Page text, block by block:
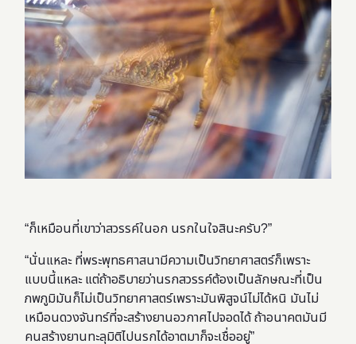
“ก็เหมือนที่เขาว่าสวรรค์ในอก นรกในใจสินะครับ?”
“นั่นแหละ ที่พระพุทธศาสนามีความเป็นวิทยาศาสตร์ก็เพราะ
แบบนี้แหละ แต่ถ้าอธิบายว่านรกสวรรค์ต้องเป็นลักษณะที่เป็น
ภพภูมิมันก็ไม่เป็นวิทยาศาสตร์เพราะมันพิสูจน์ไม่ได้หนิ มันไม่
เหมือนดวงจันทร์ที่จะสร้างยานอวกาศไปจอดได้ ถ้าอนาคตมันมี
คนสร้างยานทะลุมิติไปนรกได้อาตมาก็จะเชื่ออยู่”